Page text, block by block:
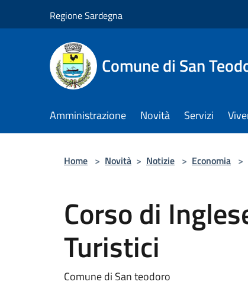
Regione Sardegna
Comune di San
Amministrazione Novità Servizi
Home > Novità > Notizie > Economia >
Corso di
Turistici
Comune di San teodoro